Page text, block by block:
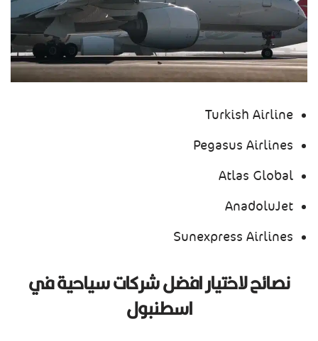
Turkish Airline
Pegasus Airlines
Atlas Global
AnadoluJet
Sunexpress Airlines
نصائح لاختيار افضل شركات سياحية في
اسطنبول